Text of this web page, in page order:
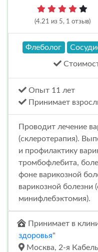
(4.21 из 5, 1 отзыв)
Флеболог
Опыт 11 лет
Принимает
Проводит лечение
(склеротерапия).
и профилактику
тромбофлебита,
фоне варикозной
варикозной болезни
минифлебэктомия).
Принимает в
здоровья"
Москва, 2-я